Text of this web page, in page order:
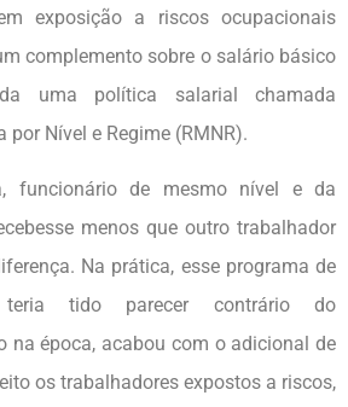
exposição a riscos ocupacionais
complemento sobre o salário básico
uma política salarial chamada
por Nível e Regime (RMNR).
funcionário de mesmo nível e da
menos que outro trabalhador
Na prática, esse programa de
teria tido parecer contrário do
na época, acabou com o adicional de
os trabalhadores expostos a riscos,